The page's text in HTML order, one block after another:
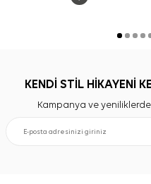
KENDİ STİL HİKAYENİ
Kampanya ve